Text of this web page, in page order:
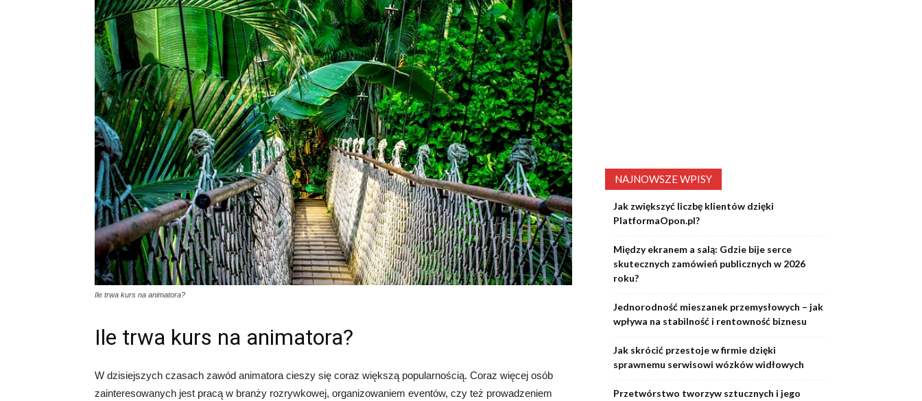
Ile trwa kurs na animatora?
Ile trwa kurs na animatora?
W dzisiejszych czasach zawód animatora cieszy się coraz większą popularnością. Coraz więcej osób
zainteresowanych jest pracą w branży rozrywkowej, organizowaniem eventów, czy też prowadzeniem
NAJNOWSZE WPISY
Jak zwiększyć liczbę klientów dzięki
PlatformaOpon.pl?
Między ekranem a salą: Gdzie bije serce
skutecznych zamówień publicznych w 2026
roku?
Jednorodność mieszanek przemysłowych – jak
wpływa na stabilność i rentowność biznesu
Jak skrócić przestoje w firmie dzięki
sprawnemu serwisowi wózków widłowych
Przetwórstwo tworzyw sztucznych i jego